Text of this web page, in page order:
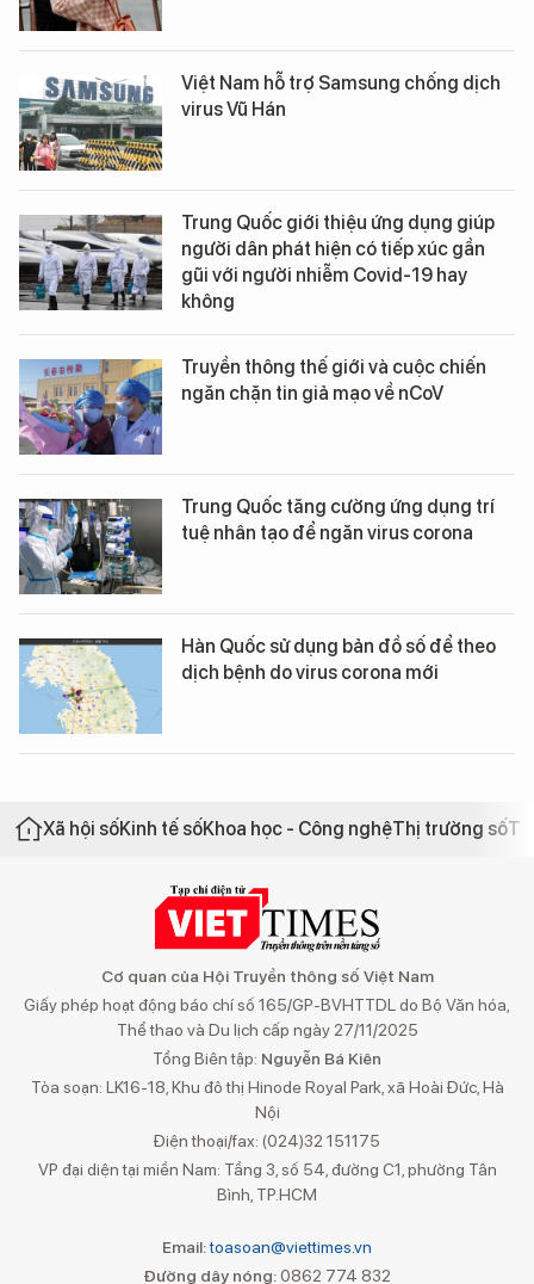
Việt Nam hỗ trợ Samsung chống dịch
virus Vũ Hán
Trung Quốc giới thiệu ứng dụng giúp
người dân phát hiện có tiếp xúc gần
gũi với người nhiễm Covid-19 hay
không
Truyền thông thế giới và cuộc chiến
ngăn chặn tin giả mạo về nCoV
Trung Quốc tăng cường ứng dụng trí
tuệ nhân tạo để ngăn virus corona
Hàn Quốc sử dụng bản đồ số để theo
dịch bệnh do virus corona mới
Xã hội sốKinh tế sốKhoa học - Công nghệThị trường số
Cơ quan của Hội Truyền thông số Việt Nam
Giấy phép hoạt động báo chí số 165/GP-BVHTTDL do Bộ Văn hóa,
Thể thao và Du lịch cấp ngày 27/11/2025
Tổng Biên tập: Nguyễn Bá Kiên
Tòa soạn: LK16-18, Khu đô thị Hinode Royal Park, xã Hoài Đức, Hà
Nội
Điện thoại/fax: (024)32 151175
VP đại diện tại miền Nam: Tầng 3, số 54, đường C1, phường Tân
Bình, TP.HCM
Email:toasoan@viettimes.vn
Đường dây nóng: 0862 774 832